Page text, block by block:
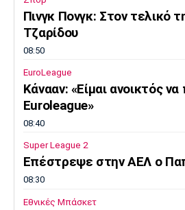
Πινγκ Πονγκ: Στον τελικό
Τζαρίδου
08:50
EuroLeague
Κάνααν: «Είμαι ανοικτός
Euroleague»
08:40
Super League 2
Επέστρεψε στην ΑΕΛ ο
08:30
Εθνικές Μπάσκετ